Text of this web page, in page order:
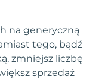
na generyczną
tego, bądź
zmniejsz liczbę
sprzedaż